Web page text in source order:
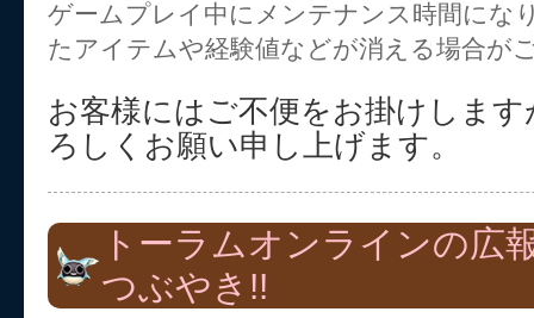
ゲームプレイ中にメンテナンス時間にな
たアイテムや経験値などが消える場合が
お客様にはご不便をお掛けしま
ろしくお願い申し上げます。
トーラムオンラインの広
つぶやき!!